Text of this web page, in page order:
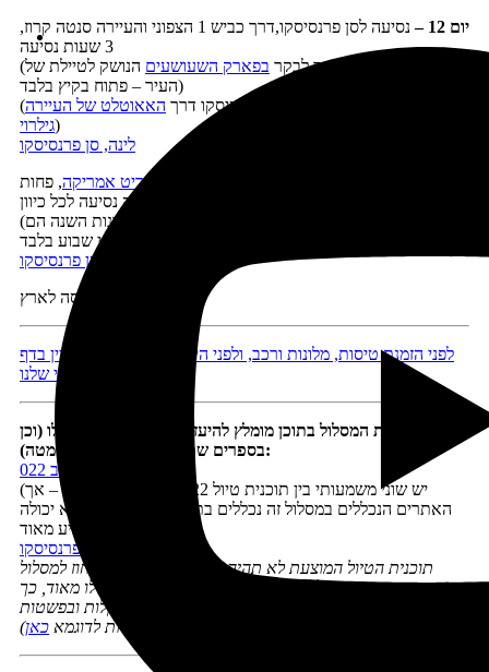
יום 12 –
נסיעה לסן פרנסיסקו,דרך כביש 1 הצפוני והעיירה סנטה קרוז,
3 שעות נסיעה
(בסנטה קרוז אפשר לבקר בפארק השעושעים הנושק לטיילת של
העיר – פתוח בקיץ בלבד)
(לחילופין אפשר לנסוע לסן פרנסיסקו דרך האאוטלט של העיירה
גילרוי)
לינה, סן פרנסיסקו
גריט אמריקה, פחות
משעה נסיעה לכל כיוון
(הפארקים פתוחים מדי יום בקיץ בלבד, ובשאר עונות השנה הם
לינה, סן פרנסיסקו
טיסה לארץ
לפני הזמנת טיסות, מלונות ורכב, ולפני היציאה לדרך כדאי לעיין בדף
המידע השימושי שלנו
כדי למלא את המסלול בתוכן מומלץ להיעזר בתוכניות הטיול הללו (וכן
בספרים שתמונותיהם מופיעות למטה):
תוכנית טיול מערב 022
(יש שוני משמעותי בין תוכנית טיול 022 ובין מסלול טיול זה – אך
האתרים הנכללים במסלול זה נכללים בתוכנית הטיול ולכן היא יכולה
תוכנית הטיול המוצעת לא תהיה בהכרח זהה במאה אחוז למסלול
שבחרתם ב'מחולל-המסלולים', אך היא תהיה דומה לו מאוד, כך
שתוכלו להיעזר בה כדי להכניס תוכן לימי הטיול בקלות ובפשטות
(אפשר לראות תוכניות חינאמיות לדוגמא כאן)